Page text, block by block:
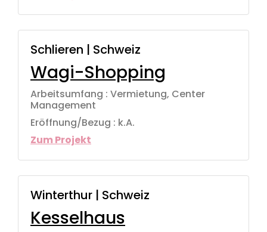
Schlieren | Schweiz
Wagi-Shopping
Arbeitsumfang : Vermietung, Center
Management
Eröffnung/Bezug : k.A.
Zum Projekt
Winterthur | Schweiz
Kesselhaus